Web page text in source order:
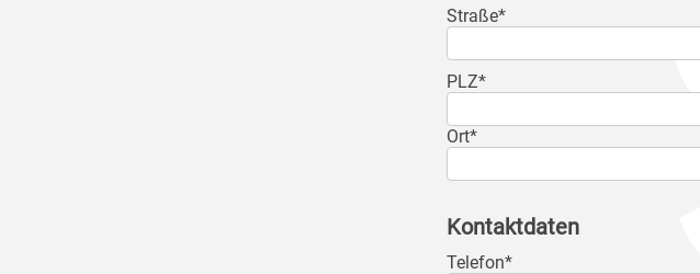
Straße*
PLZ*
Ort*
Kontaktdaten
Telefon*